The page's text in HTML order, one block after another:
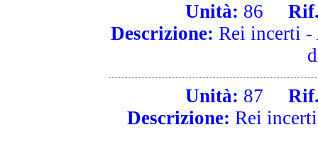
Unità: 86
Rif.
Descrizione: Rei incerti -
Unità: 87
Rif.
Descrizione: Rei